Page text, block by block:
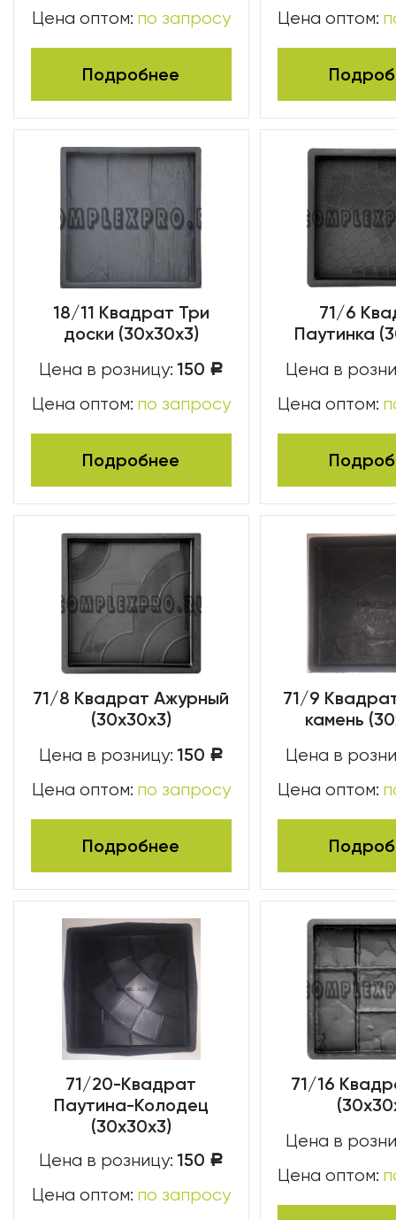
Цена оптом: по запросу
Подробнее
Цена оптом:
18/11 Квадрат Три
доски (30х30х3)
Цена в розницу: 150 Р
Цена оптом: по запросу
Подробнее
71/6
Паутинка
Цена в
Цена оптом:
71/8 Квадрат Ажурный
(30х30х3)
Цена в розницу: 150 Р
Цена оптом: по запросу
Подробнее
71/9
камень
Цена в
Цена оптом:
71/20-Квадрат
Паутина-Колодец
(30х30х3)
Цена в розницу: 150 Р
Цена оптом: по запросу
71/16
Цена в
Цена оптом: